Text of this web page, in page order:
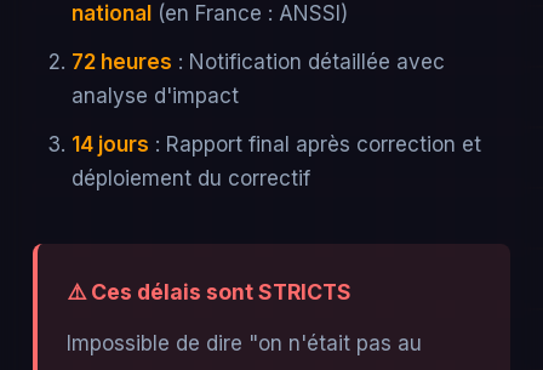
national (en France : ANSSI)
72 heures : Notification détaillée avec
analyse d'impact
14 jours : Rapport final après correction et
déploiement du correctif
⚠️ Ces délais sont STRICTS
Impossible de dire "on n'était pas au